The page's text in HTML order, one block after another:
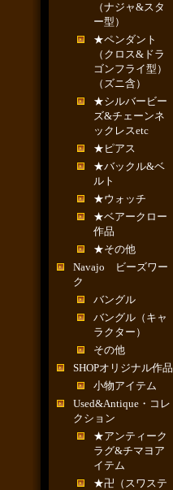
（ナジャ&スタ
ー型）
★ペンダント
（クロス&ドラ
ゴンフライ型）
（ズニ含）
★シルバービー
ズ&チェーンネ
ックレスetc
★ピアス
★バックル&ベ
ルト
★ウォッチ
★ベアークロー
作品
★その他
Navajo ビーズワー
ク
バングル
バングル（キャ
ラクター）
その他
SHOPオリジナル作品
小物アイテム
Used&Antique・コレ
クション
★アンティーク
ラグ&チマヨア
イテム
★卍（スワステ